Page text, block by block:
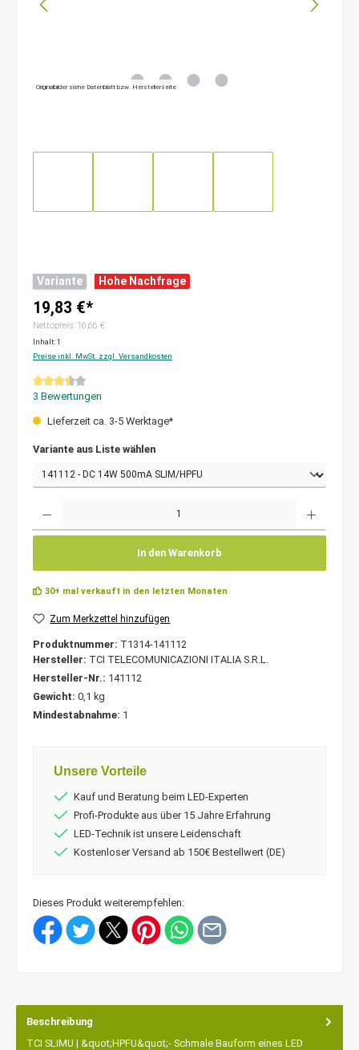
Originalbilder siehe Datenblatt bzw. Herstellerseite
Variante Hohe Nachfrage
19,83 €*
Nettopreis: 16,66 €
Inhalt:1
Preise inkl. MwSt. zzgl. Versandkosten
Durchschnittliche Bewertung von 3.5 von 5 Sternen
3 Bewertungen
Lieferzeit ca. 3-5 Werktage*
Variante aus Liste wählen
In den Warenkorb
30+ mal verkauft in den letzten Monaten
Zum Merkzettel hinzufügen
Produktnummer: T1314-141112
Hersteller: TCI TELECOMUNICAZIONI ITALIA S.R.L.
Hersteller-Nr.: 141112
Gewicht: 0,1 kg
Mindestabnahme: 1
Unsere Vorteile
Kauf und Beratung beim LED-Experten
Profi-Produkte aus über 15 Jahre Erfahrung
LED-Technik ist unsere Leidenschaft
Kostenloser Versand ab 150€ Bestellwert (DE)
Dieses Produkt weiterempfehlen:
Beschreibung
TCI SLIMU | &quot;HPFU&quot;- Schmale Bauform eines LED